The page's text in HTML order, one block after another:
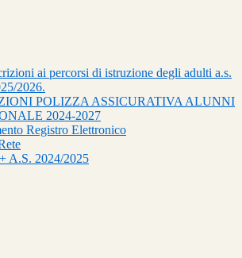
ai percorsi di istruzione degli adulti a.s.
2026.
POLIZZA ASSICURATIVA ALUNNI
2024-2027
Registro Elettronico
A.S. 2024/2025